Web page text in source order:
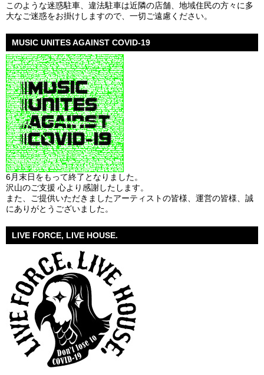
このような迷惑駐車、違法駐車は近隣の店舗、地域住民の方々に多
大なご迷惑をお掛けしますので、一切ご遠慮ください。
MUSIC UNITES AGAINST COVID-19
6月末日をもって終了となりました。
沢山のご支援 心より感謝したします。
また、ご提供いただきましたアーティストの皆様、運営の皆様、誠
にありがとうございました。
LIVE FORCE, LIVE HOUSE.